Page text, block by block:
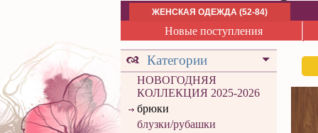
ЖЕНСКАЯ ОДЕЖДА (52-84)
Новые поступления
Категории
НОВОГОДНЯЯ
КОЛЛЕКЦИЯ 2025-2026
брюки
блузки/рубашки